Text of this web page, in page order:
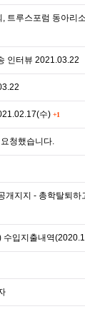
트루스포럼 동아리
인터뷰 2021.03.22
수) +1
청했습니다.
지지 - 총학탈퇴하
수입지출내역